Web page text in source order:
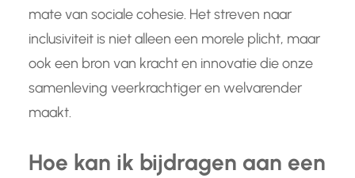
mate van sociale cohesie. Het streven naar
inclusiviteit is niet alleen een morele plicht, maar
ook een bron van kracht en innovatie die onze
samenleving veerkrachtiger en welvarender
maakt.
Hoe kan ik bijdragen aan een